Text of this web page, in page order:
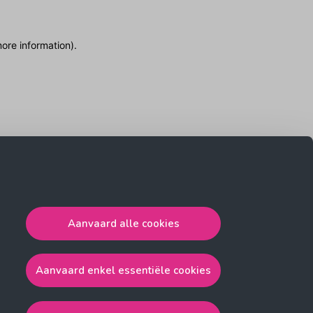
Aanvaard alle cookies
Aanvaard enkel essentiële cookies
information).